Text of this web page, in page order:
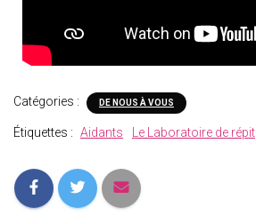
Catégories : DE NOUS À VOUS
Étiquettes : Aidants Le Laboratoire de répit